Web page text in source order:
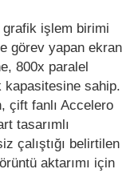
grafik işlem birimi
görev yapan ekran
800x paralel
kapasitesine sahip.
çift fanlı Accelero
tasarımlı
çalıştığı belirtilen
aktarımı için